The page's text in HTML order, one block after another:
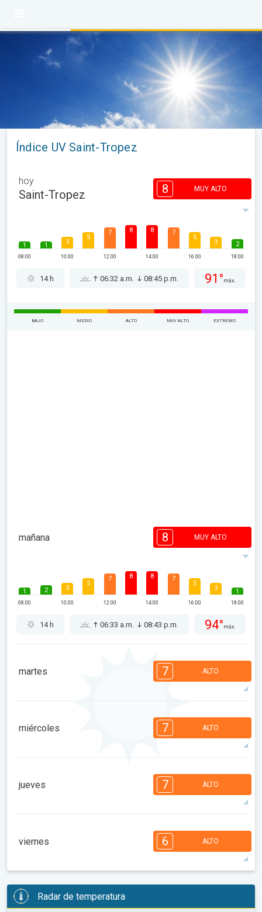
Índice UV Saint-Tropez
hoy
Saint-Tropez 8 MUY ALTO
1
08:00
1 3
10:00
5
7
12:00
8 8
14:00
7
5
16:00
3 2
18:00
14 h 06:32 a.m. 08:45 p.m. 91° máx.
BAJO MEDIO ALTO MUY ALTO EXTREMO
mañana 8 MUY ALTO
1
08:00
2 3
10:00
5
7
12:00
8 8
14:00
7
5
16:00
3 1
18:00
14 h 06:33 a.m. 08:43 p.m. 94° máx.
martes 7 ALTO
1
14:00
4 3
12 h 06:34 a.m. 08:42 p.m. 92°máx.
miércoles 7 ALTO
08:00 14:00
4 3
12 h 06:35 a.m. 08:41 p.m. 93°máx.
jueves 7 ALTO
14:00
4 3
12 h 06:36 a.m. 08:39 p.m. 96°máx.
viernes 6 ALTO
1
08:00
4 4 3
Radar de temperatura